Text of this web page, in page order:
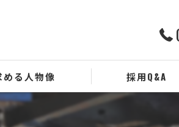
める人物像 採用Q&A